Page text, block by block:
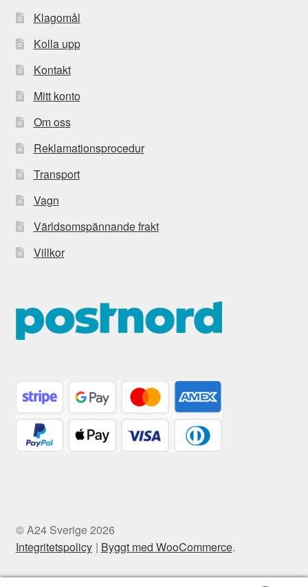
Klagomål
Kolla upp
Kontakt
Mitt konto
Om oss
Reklamationsprocedur
Transport
Vagn
Världsomspännande frakt
Villkor
© A24 Sverige 2026
Integritetspolicy
Byggt med WooCommerce.